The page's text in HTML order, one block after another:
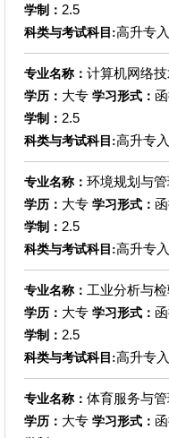
学制： 2.5
科类与考试科目:高升专
专业名称： 计算机网络
学历： 大专 学习形式：
学制： 2.5
科类与考试科目:高升专
专业名称： 环境规划与管
学历： 大专 学习形式：
学制： 2.5
科类与考试科目:高升专
专业名称： 工业分析与
学历： 大专 学习形式：
学制： 2.5
科类与考试科目:高升专
专业名称： 体育服务与管
学历： 大专 学习形式：